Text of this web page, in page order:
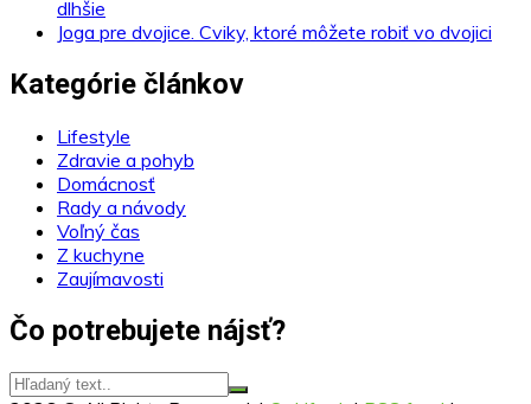
dlhšie
Joga pre dvojice. Cviky, ktoré môžete robiť vo dvojici
Kategórie článkov
Lifestyle
Zdravie a pohyb
Domácnosť
Rady a návody
Voľný čas
Z kuchyne
Zaujímavosti
Čo potrebujete nájsť?